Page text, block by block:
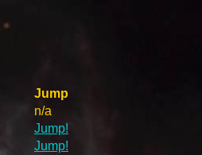
Jump
n/a
Jump!
Jump!